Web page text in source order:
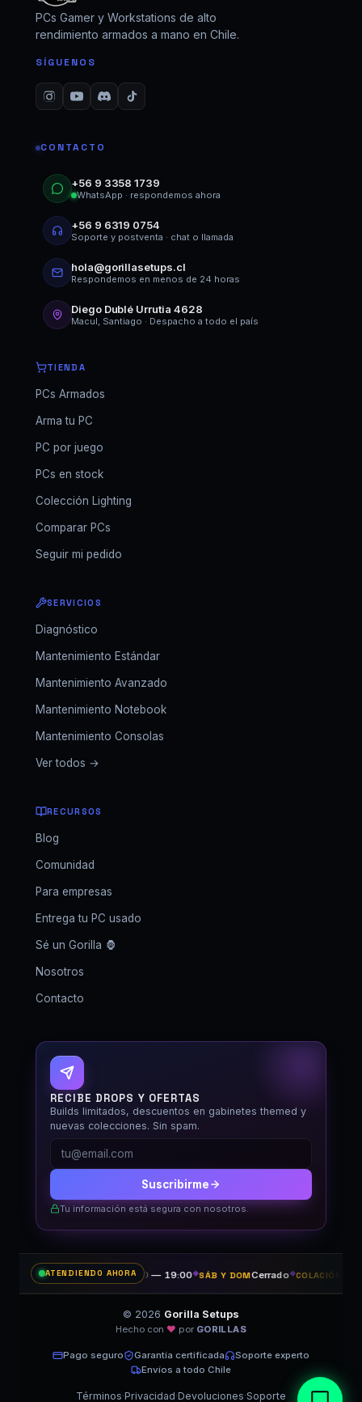
PCs Gamer y Workstations de alto
rendimiento armados a mano en Chile.
SÍGUENOS
CONTACTO
+56 9 3358 1739
WhatsApp · respondemos ahora
+56 9 6319 0754
Soporte y postventa · chat o llamada
hola@gorillasetups.cl
Respondemos en menos de 24 horas
Diego Dublé Urrutia 4628
Macul, Santiago · Despacho a todo el país
TIENDA
PCs Armados
Arma tu PC
PC por juego
PCs en stock
Colección Lighting
Comparar PCs
Seguir mi pedido
SERVICIOS
Diagnóstico
Mantenimiento Estándar
Mantenimiento Avanzado
Mantenimiento Notebook
Mantenimiento Consolas
Ver todos →
RECURSOS
Blog
Comunidad
Para empresas
Entrega tu PC usado
Sé un Gorilla 🦍
Nosotros
Contacto
RECIBE DROPS Y OFERTAS
Builds limitados, descuentos en gabinetes themed y
nuevas colecciones. Sin spam.
Suscribirme
Tu información está segura con nosotros.
ATENDIENDO AHORA
LUN A VIE 11:00 — 19:00◆SÁB Y DOMCerrado◆COLACIÓN14:30
© 2026 Gorilla Setups
Hecho con ♥ por GORILLAS
Pago seguro Garantía certificada
Soporte experto
Envíos a todo Chile
Términos·Privacidad·Devoluciones·Soporte
GORILLA SETUPS
y reparamos el tuyo 🦍